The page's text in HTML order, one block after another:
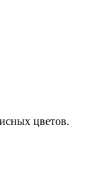
цветов.